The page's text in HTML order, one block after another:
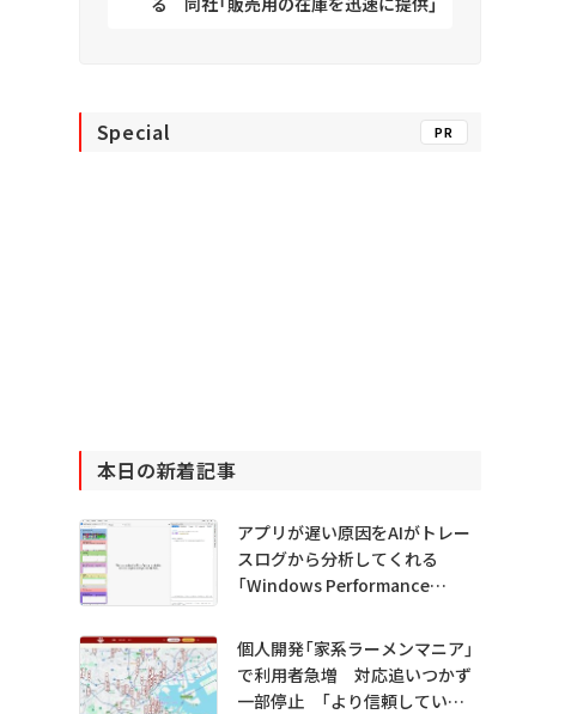
Special PR
本日の新着記事
アプリが遅い原因をAIがトレー
スログから分析してくれる
「Windows Performance
プレビュー公開
個人開発「家系ラーメンマニア」
で利用者急増 対応追いつかず
一部停止 「より信頼していた